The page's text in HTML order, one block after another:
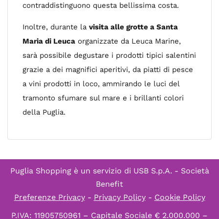
contraddistinguono questa bellissima costa.
Inoltre, durante la visita alle grotte a Santa
Maria di Leuca organizzate da Leuca Marine,
sarà possibile degustare i prodotti tipici salentini
grazie a dei magnifici aperitivi, da piatti di pesce
a vini prodotti in loco, ammirando le luci del
tramonto sfumare sul mare e i brillanti colori
della Puglia.
Puglia Shopping è un servizio di USB S.p.A. - Società
Benefit
Preferenze Privacy- Privacy Policy- Cookie Policy
P.IVA: 11905750961 – Capitale Sociale € 2.000.000 –